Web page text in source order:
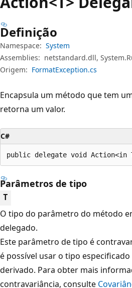
Definição
Namespace: System
Assemblies: netstandard.dll,
Origem: FormatException.cs
Encapsula um método que tem
retorna um valor.
C#
public delegate void
Parâmetros de tipo
T
O tipo do parâmetro do método
delegado.
Este parâmetro de tipo é
é possível usar o tipo
derivado. Para obter mais
contravariância, consulte